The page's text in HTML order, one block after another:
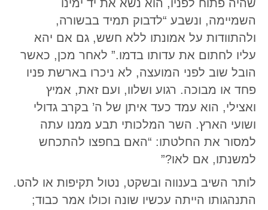
שהיה פתוח לפניו, הוא נשא את יד ימינו
השמיימה, ונשבע “לדבוק תמיד בבשורה,
ולהתוודות על אמונתו ללא חשש, גם אם יהא
עליו לחתום את עדותו בדמו.” לאחר מכן, כאשר
הובל שוב לפני המועצה, לא ניכרו בארשת פניו
פחד או מבוכה. רגוע ושלוו, ועם זאת, אמיץ
ואצילי, הוא עמד כעד איתן של ה’ בקרב גדולי
ושועי הארץ. השר המלכותי תבע ממנו עתה
למסור את החלטתו: “האם בחפצו להתכחש
למשנתו, אם לאו?”
לותר השיב בענווה ובשקט, נטול תקיפות או להט.
התנהגותו הייתה עכשיו שונה וכולו אמר כבוד;